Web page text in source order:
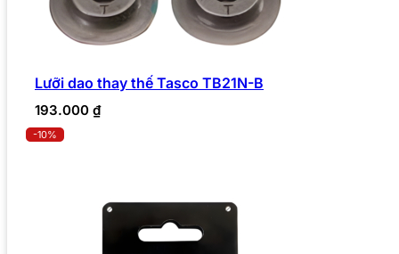
Lưỡi dao thay thế Tasco TB21N-B
193.000 ₫
-10%